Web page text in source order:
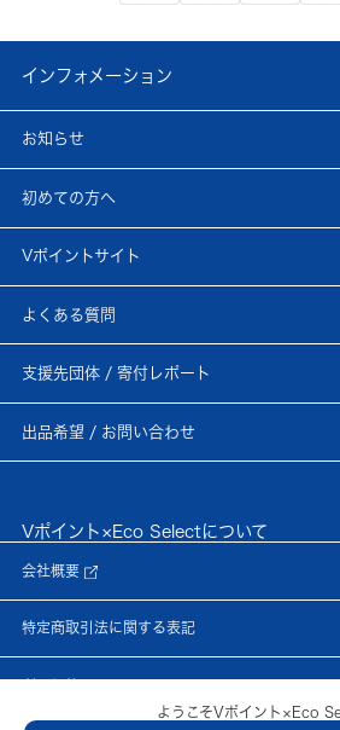
ようこそVポイント×Eco
インフォメーション
お知らせ
初めての方へ
Vポイントサイト
よくある質問
支援先団体 / 寄付レポート
出品希望 / お問い合わせ
Vポイント×Eco Selectについて
会社概要
特定商取引法に関する表記